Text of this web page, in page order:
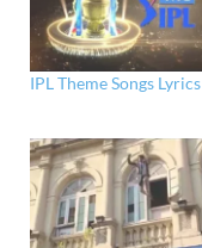
IPL Theme Songs Lyrics